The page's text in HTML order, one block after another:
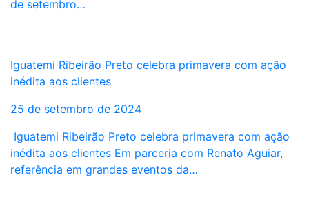
de setembro…
Iguatemi Ribeirão Preto celebra primavera com ação
inédita aos clientes
25 de setembro de 2024
Iguatemi Ribeirão Preto celebra primavera com ação
inédita aos clientes Em parceria com Renato Aguiar,
referência em grandes eventos da…